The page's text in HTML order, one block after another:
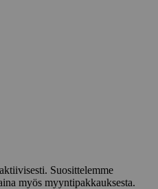
Suosittelemme
myös myyntipakkauksesta.